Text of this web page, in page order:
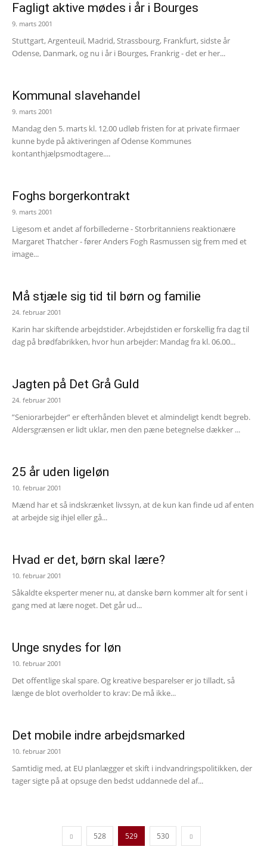
Fagligt aktive mødes i år i Bourges
9. marts 2001
Stuttgart, Argenteuil, Madrid, Strassbourg, Frankfurt, sidste år
Odense, Danmark, og nu i år i Bourges, Frankrig - det er her...
Kommunal slavehandel
9. marts 2001
Mandag den 5. marts kl. 12.00 udløb fristen for at private firmaer
kunne byde på aktiveringen af Odense Kommunes
kontanthjælpsmodtagere....
Foghs borgerkontrakt
9. marts 2001
Ligesom et andet af forbillederne - Storbritanniens reaktionære
Margaret Thatcher - fører Anders Fogh Rasmussen sig frem med et
image...
Må stjæle sig tid til børn og familie
24. februar 2001
Karin har skiftende arbejdstider. Arbejdstiden er forskellig fra dag til
dag på brødfabrikken, hvor hun arbejder: Mandag fra kl. 06.00...
Jagten på Det Grå Guld
24. februar 2001
”Seniorarbejder” er efterhånden blevet et almindeligt kendt begreb.
Aldersgrænsen er lidt uklar, men den pæne betegnelse dækker ...
25 år uden ligeløn
10. februar 2001
Mænd har et så indskrænket livssyn, at de kun kan finde ud af enten
at arbejde sig ihjel eller gå...
Hvad er det, børn skal lære?
10. februar 2001
Såkaldte eksperter mener nu, at danske børn kommer alt for sent i
gang med at lære noget. Det går ud...
Unge snydes for løn
10. februar 2001
Det offentlige skal spare. Og kreative besparelser er jo tilladt, så
længe de blot overholder to krav: De må ikke...
Det mobile indre arbejdsmarked
10. februar 2001
Samtidig med, at EU planlægger et skift i indvandringspolitikken, der
tager sigte på at opsuge den bedst uddannede del af...
528 529 530